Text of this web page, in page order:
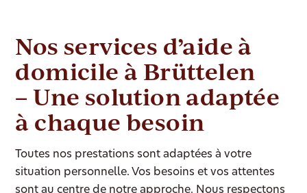
Nos services d’aide à
domicile à Brüttelen
– Une solution adaptée
à chaque besoin
Toutes nos prestations sont adaptées à votre
situation personnelle. Vos besoins et vos attentes
sont au centre de notre approche. Nous respectons